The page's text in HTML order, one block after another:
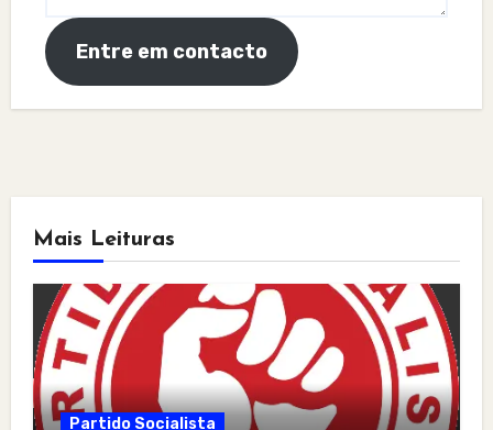
Entre em contacto
Mais Leituras
Partido Socialista